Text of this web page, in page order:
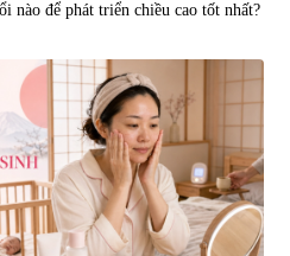
nào để phát triển chiều cao tốt nhất?